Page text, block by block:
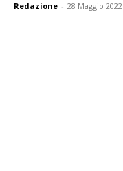
Redazione - 28 Maggio 2022